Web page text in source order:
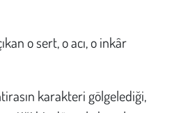
o sert, o acı, o inkâr
karakteri gölgelediği,